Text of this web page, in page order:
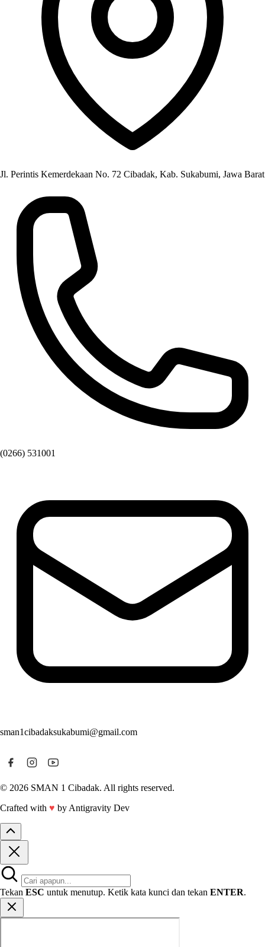
Jl. Perintis Kemerdekaan No. 72 Cibadak, Kab. Sukabumi, Jawa Barat
(0266) 531001
sman1cibadaksukabumi@gmail.com
© 2026 SMAN 1 Cibadak. All rights reserved.
Crafted with ♥ by Antigravity Dev
Tekan ESC untuk menutup. Ketik kata kunci dan tekan ENTER.